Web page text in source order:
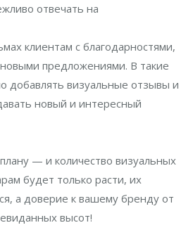
отвечать на
клиентам с благодарностями,
предложениями. В такие
добавлять визуальные отзывы и
новый и интересный
— и количество визуальных
будет только расти, их
а доверие к вашему бренду от
высот!